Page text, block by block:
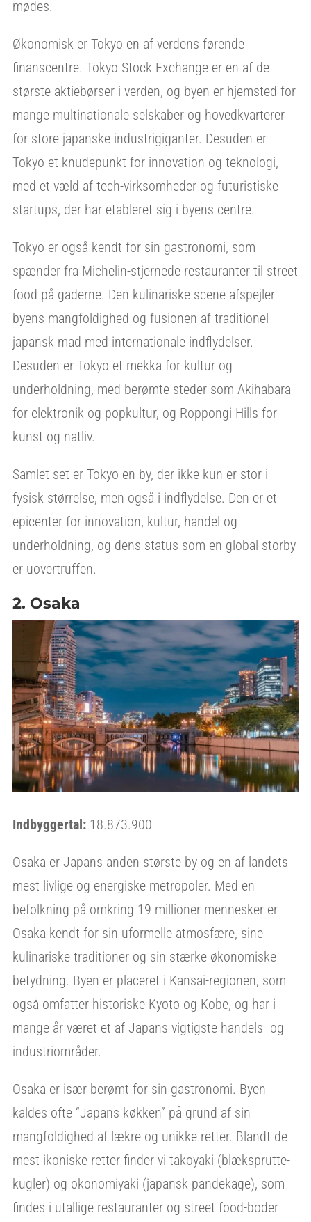
mødes.
Økonomisk er Tokyo en af verdens førende
finanscentre. Tokyo Stock Exchange er en af de
største aktiebørser i verden, og byen er hjemsted for
mange multinationale selskaber og hovedkvarterer
for store japanske industrigiganter. Desuden er
Tokyo et knudepunkt for innovation og teknologi,
med et væld af tech-virksomheder og futuristiske
startups, der har etableret sig i byens centre.
Tokyo er også kendt for sin gastronomi, som
spænder fra Michelin-stjernede restauranter til street
food på gaderne. Den kulinariske scene afspejler
byens mangfoldighed og fusionen af traditionel
japansk mad med internationale indflydelser.
Desuden er Tokyo et mekka for kultur og
underholdning, med berømte steder som Akihabara
for elektronik og popkultur, og Roppongi Hills for
kunst og natliv.
Samlet set er Tokyo en by, der ikke kun er stor i
fysisk størrelse, men også i indflydelse. Den er et
epicenter for innovation, kultur, handel og
underholdning, og dens status som en global storby
er uovertruffen.
2. Osaka
Indbyggertal:18.873.900
Osaka er Japans anden største by og en af landets
mest livlige og energiske metropoler. Med en
befolkning på omkring 19 millioner mennesker er
Osaka kendt for sin uformelle atmosfære, sine
kulinariske traditioner og sin stærke økonomiske
betydning. Byen er placeret i Kansai-regionen, som
også omfatter historiske Kyoto og Kobe, og har i
mange år været et af Japans vigtigste handels- og
industriområder.
Osaka er især berømt for sin gastronomi. Byen
kaldes ofte “Japans køkken” på grund af sin
mangfoldighed af lækre og unikke retter. Blandt de
mest ikoniske retter finder vi takoyaki (blæksprutte-
kugler) og okonomiyaki (japansk pandekage), som
findes i utallige restauranter og street food-boder